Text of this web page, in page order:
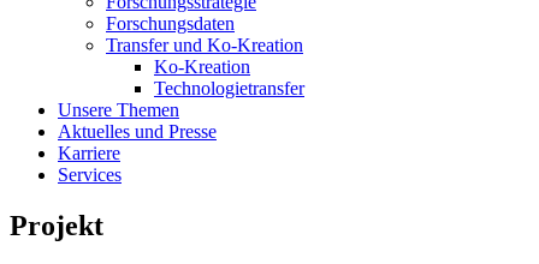
Forschungsdaten
Transfer und Ko-Kreation
Ko-Kreation
Technologietransfer
Unsere Themen
Aktuelles und Presse
Karriere
Services
Projekt